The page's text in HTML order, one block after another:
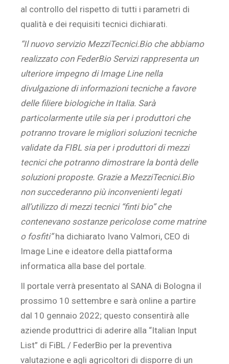
al controllo del rispetto di tutti i parametri di
qualità e dei requisiti tecnici dichiarati.
“Il nuovo servizio MezziTecnici.Bio che abbiamo
realizzato con FederBio Servizi rappresenta un
ulteriore impegno di Image Line nella
divulgazione di informazioni tecniche a favore
delle filiere biologiche in Italia. Sarà
particolarmente utile sia per i produttori che
potranno trovare le migliori soluzioni tecniche
validate da FIBL sia per i produttori di mezzi
tecnici che potranno dimostrare la bontà delle
soluzioni proposte. Grazie a MezziTecnici.Bio
non succederanno più inconvenienti legati
all’utilizzo di mezzi tecnici “finti bio” che
contenevano sostanze pericolose come matrine
o fosfiti”ha dichiarato Ivano Valmori, CEO di
Image Line e ideatore della piattaforma
informatica alla base del portale.
Il portale verrà presentato al SANA di Bologna il
prossimo 10 settembre e sarà online a partire
dal 10 gennaio 2022; questo consentirà alle
aziende produttrici di aderire alla “Italian Input
List” di FiBL / FederBio per la preventiva
valutazione e agli agricoltori di disporre di un